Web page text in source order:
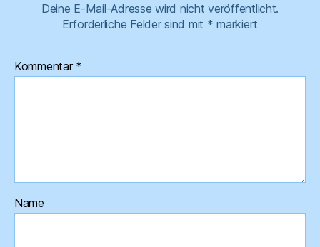
Deine E-Mail-Adresse wird nicht veröffentlicht.
Erforderliche Felder sind mit * markiert
Kommentar *
Name